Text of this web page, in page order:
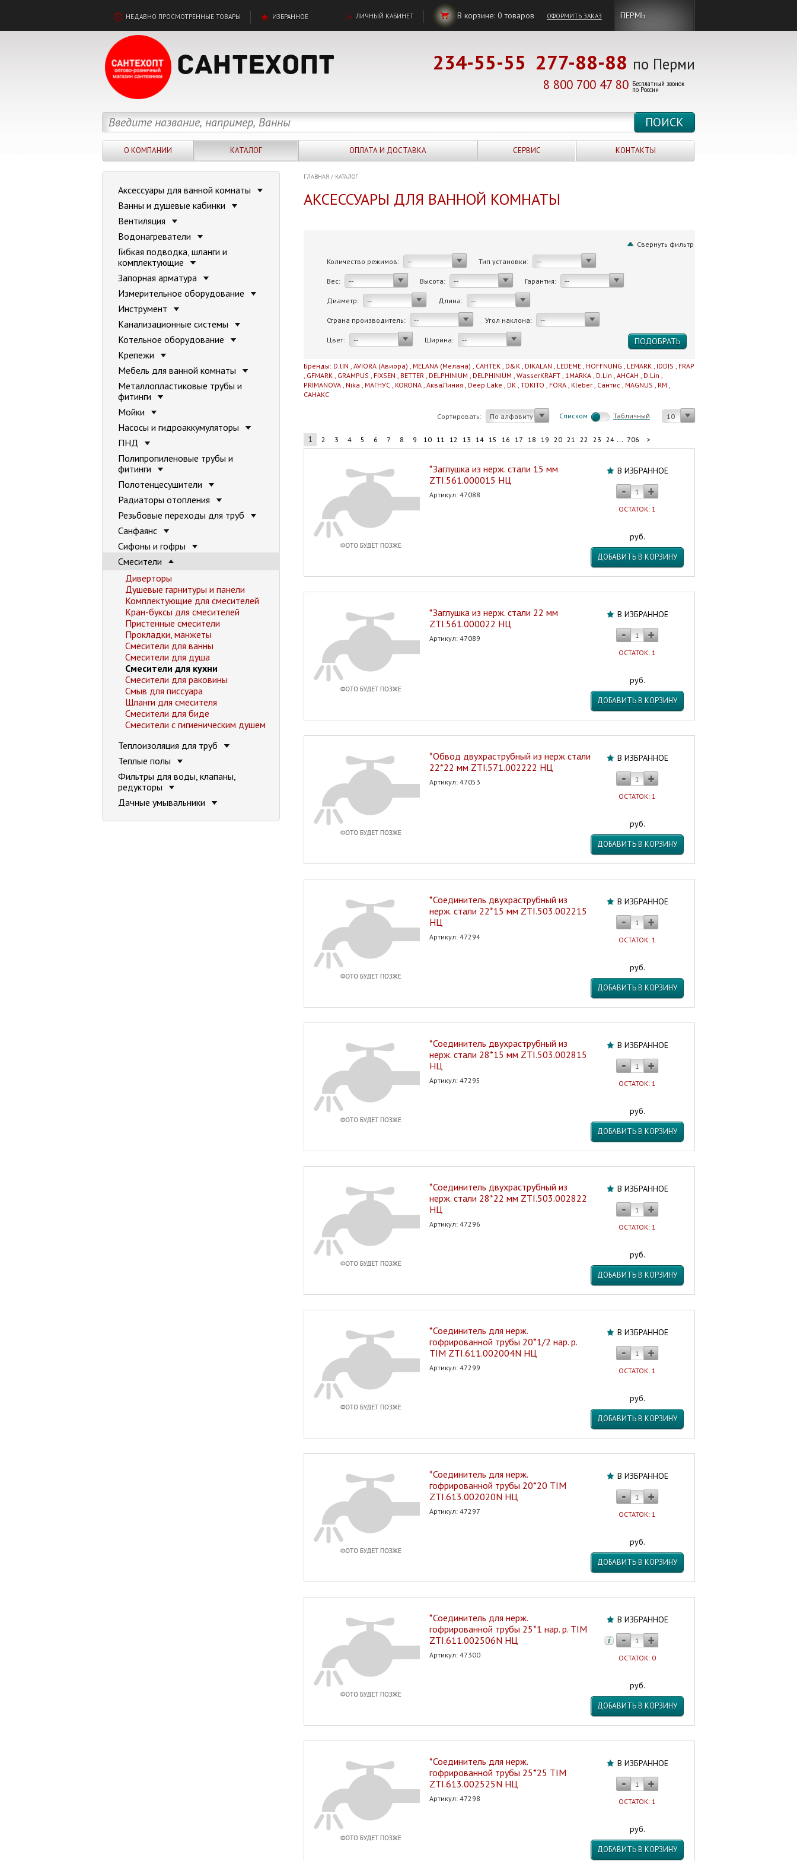
НЕДАВНО ПРОСМОТРЕННЫЕ ТОВАРЫ ИЗБРАННОЕ ЛИЧНЫЙ КАБИНЕТ В корзине: 0товаров ОФОРМИТЬ ЗАКАЗ ПЕРМЬ
234-55-55 277-88-88 по Перми
8 800 700 47 80 Бесплатный звонок
по России
О КОМПАНИИ КАТАЛОГ ОПЛАТА И ДОСТАВКА СЕРВИС КОНТАКТЫ
ГЛАВНАЯ / КАТАЛОГ
АКСЕССУАРЫ ДЛЯ ВАННОЙ КОМНАТЫ
Свернуть фильтр
Количество режимов:
-- Тип установки: --
Вес: -- Высота: -- Гарантия: --
Диаметр: -- Длина: --
Страна производитель: -- Угол наклона: --
Цвет: -- Ширина: --
Бренды: D.lIN , AVIORA (Авиора) , MELANA (Мелана) , САНТЕК , D&K , DIKALAN , LEDEME , HOFFNUNG , LEMARK , IDDIS , FRAP
, GFMARK , GRAMPUS , FIXSEN , BETTER , DELPHINIUM , DELPHINIUM , WasserKRAFT , 1MARKA , D.Lin , AHCAH , D.Lin ,
PRIMANOVA , Nika , МАГНУС , KORONA , АкваЛиния , Deep Lake , DK , TOKITO , FORA , Kleber , Сантис , MAGNUS , RM ,
САНАКС
Сортировать: По алфавиту Cписком Табличный 10
1 2 3 4 5 6 7 8 9 10 11 12 13 14 15 16 17 18 19 20 21 22 23 24 ... 706 >
В ИЗБРАННОЕ
ОСТАТОК: 1
руб.
ДОБАВИТЬ В КОРЗИНУ
*Заглушка из нерж. стали 15 мм
ZTI.561.000015 НЦ
Артикул: 47088
В ИЗБРАННОЕ
ОСТАТОК: 1
руб.
ДОБАВИТЬ В КОРЗИНУ
*Заглушка из нерж. стали 22 мм
ZTI.561.000022 НЦ
Артикул: 47089
В ИЗБРАННОЕ
ОСТАТОК: 1
руб.
ДОБАВИТЬ В КОРЗИНУ
*Обвод двухраструбный из нерж стали
22*22 мм ZTI.571.002222 НЦ
Артикул: 47053
В ИЗБРАННОЕ
ОСТАТОК: 1
руб.
ДОБАВИТЬ В КОРЗИНУ
*Соединитель двухраструбный из
нерж. стали 22*15 мм ZTI.503.002215
НЦ
Артикул: 47294
В ИЗБРАННОЕ
ОСТАТОК: 1
руб.
ДОБАВИТЬ В КОРЗИНУ
*Соединитель двухраструбный из
нерж. стали 28*15 мм ZTI.503.002815
НЦ
Артикул: 47295
В ИЗБРАННОЕ
ОСТАТОК: 1
руб.
ДОБАВИТЬ В КОРЗИНУ
*Соединитель двухраструбный из
нерж. стали 28*22 мм ZTI.503.002822
НЦ
Артикул: 47296
В ИЗБРАННОЕ
ОСТАТОК: 1
руб.
ДОБАВИТЬ В КОРЗИНУ
*Соединитель для нерж.
гофрированной трубы 20*1/2 нар. р.
TIM ZTI.611.002004N НЦ
Артикул: 47299
В ИЗБРАННОЕ
ОСТАТОК: 1
руб.
ДОБАВИТЬ В КОРЗИНУ
*Соединитель для нерж.
гофрированной трубы 20*20 TIM
ZTI.613.002020N НЦ
Артикул: 47297
В ИЗБРАННОЕ
ОСТАТОК: 0
руб.
ДОБАВИТЬ В КОРЗИНУ
*Соединитель для нерж.
гофрированной трубы 25*1 нар. р. TIM
ZTI.611.002506N НЦ
Артикул: 47300
В ИЗБРАННОЕ
ОСТАТОК: 1
руб.
ДОБАВИТЬ В КОРЗИНУ
*Соединитель для нерж.
гофрированной трубы 25*25 TIM
ZTI.613.002525N НЦ
Артикул: 47298
Аксессуары для ванной комнаты
Ванны и душевые кабинки
Вентиляция
Водонагреватели
Гибкая подводка, шланги и
комплектующие
Запорная арматура
Измерительное оборудование
Инструмент
Канализационные системы
Котельное оборудование
Крепежи
Мебель для ванной комнаты
Металлопластиковые трубы и
фитинги
Мойки
Насосы и гидроаккумуляторы
ПНД
Полипропиленовые трубы и
фитинги
Полотенцесушители
Радиаторы отопления
Резьбовые переходы для труб
Санфаянс
Сифоны и гофры
Смесители
Диверторы
Душевые гарнитуры и панели
Комплектующие для смесителей
Кран-буксы для смесителей
Пристенные смесители
Прокладки, манжеты
Смесители для ванны
Смесители для душа
Смесители для кухни
Смесители для раковины
Смыв для писсуара
Шланги для смесителя
Смесители для биде
Смесители с гигиеническим душем
Теплоизоляция для труб
Теплые полы
Фильтры для воды, клапаны,
редукторы
Дачные умывальники